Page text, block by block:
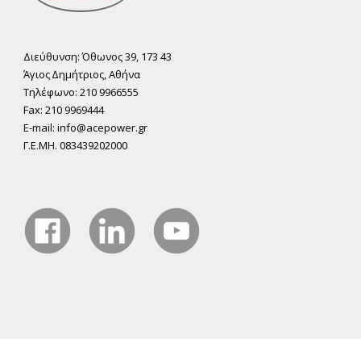
Διεύθυνση: Όθωνος 39, 173 43
Άγιος ∆ηµήτριος, Αθήνα
Τηλέφωνο: 210 9966555
Fax: 210 9969444
E-mail: info@acepower.gr
Γ.Ε.ΜΗ. 083439202000